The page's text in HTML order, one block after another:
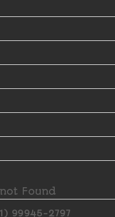
Found
99945-2797